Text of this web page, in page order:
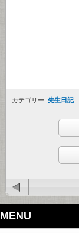
カテゴリー: 先生日記
MENU